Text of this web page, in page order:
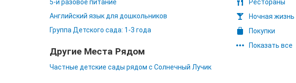
5-и разовое питание
Английский язык для дошкольников
Группа Детского сада: 1-3 года
Другие Места Рядом
Частные детские сады рядом с Солнечный Лучик
Рестораны
Ночная жизнь
Покупки
Показать все